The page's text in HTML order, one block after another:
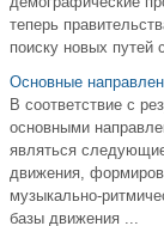
теперь
поиску новых путей
Основные
В соответствие с
основными
являться
движения,
музыкально-
базы движения ...